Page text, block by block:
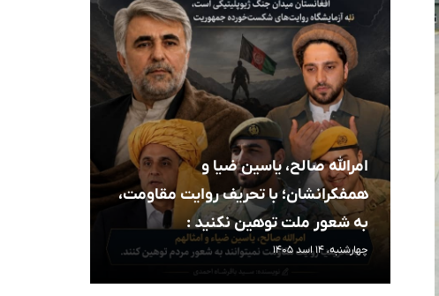
امرالله صالح، یاسین ضیا و
همفکرانشان؛ با تحریف روایت مقاومت،
به شعور ملت توهین نکنید :
چهارشنبه، 14 اسد 1405